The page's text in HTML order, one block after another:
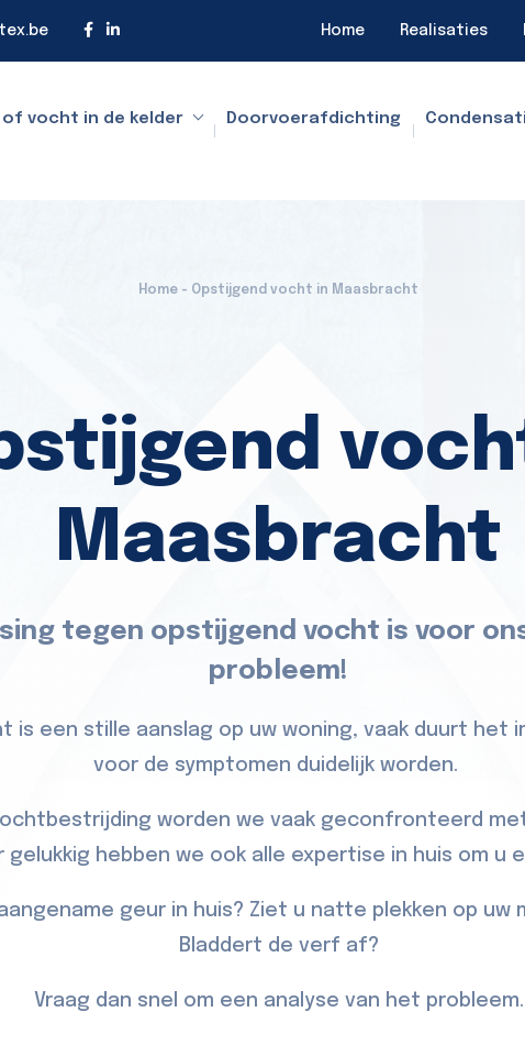
Home Realisaties
of vocht in de kelder Doorvoerafdichting
Home - Opstijgend vocht in Maasbracht
Maasbracht
tegen opstijgend vocht is voor
probleem!
is een stille aanslag op uw woning, vaak duurt het
voor de symptomen duidelijk worden.
worden we vaak geconfronteerd
gelukkig hebben we ook alle expertise in huis om u
geur in huis? Ziet u natte plekken op uw
Bladdert de verf af?
Vraag dan snel om een analyse van het probleem.